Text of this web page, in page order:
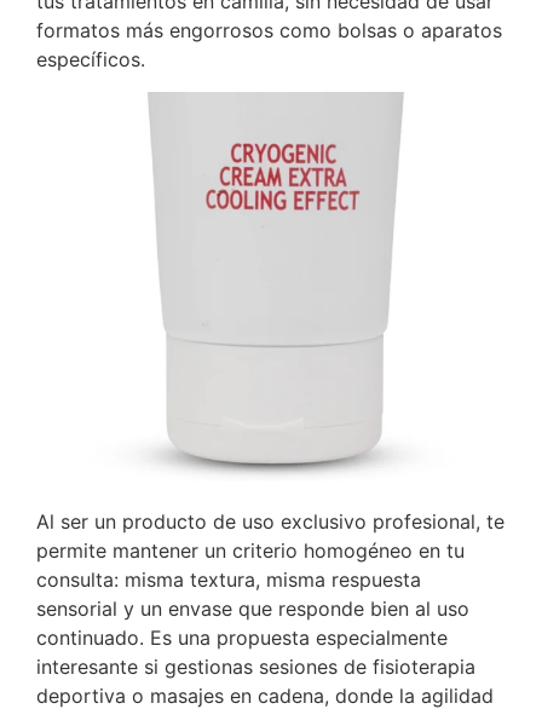
formatos más engorrosos como bolsas o aparatos
específicos.
Al ser un producto de uso exclusivo profesional, te
permite mantener un criterio homogéneo en tu
consulta: misma textura, misma respuesta
sensorial y un envase que responde bien al uso
continuado. Es una propuesta especialmente
interesante si gestionas sesiones de fisioterapia
deportiva o masajes en cadena, donde la agilidad